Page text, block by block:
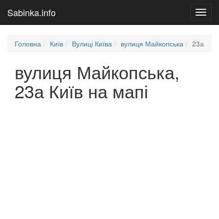
Sabinka.info
Головна Київ Вулиці Київа вулиця Майкопська 23а
вулиця Майкопська,
23а Київ на мапі